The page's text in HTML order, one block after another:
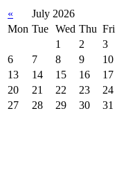
« July 2026
Mon Tue Wed Thu Fri
1
2 3
6
7 8 9 10
13
14 15 16 17
20
21 22 23 24
27
28 29 30 31